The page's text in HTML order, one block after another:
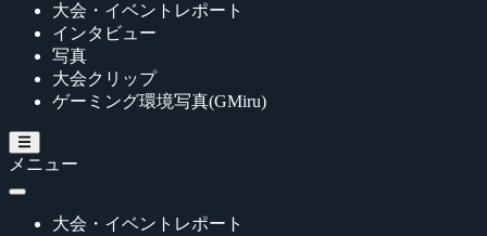
大会・イベントレポート
インタビュー
写真
大会クリップ
ゲーミング環境写真(GMiru)
メニュー
大会・イベントレポート